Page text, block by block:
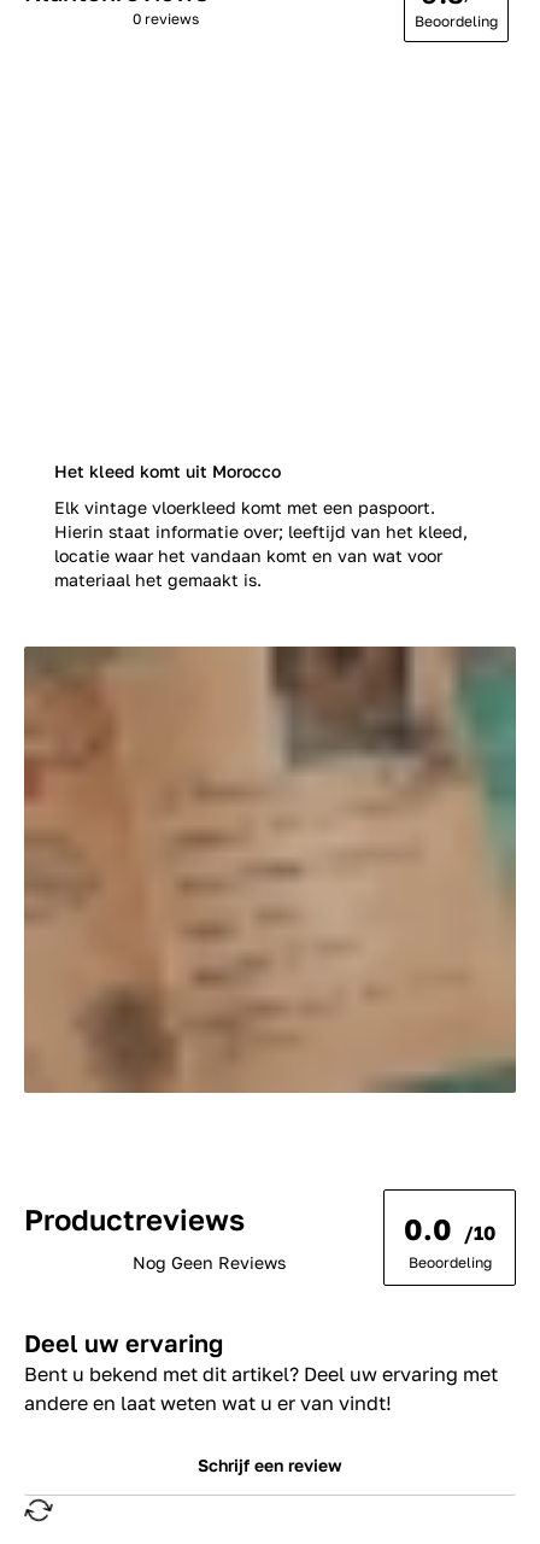
Het kleed komt uit Morocco
Elk vintage vloerkleed komt met een paspoort.
Hierin staat informatie over; leeftijd van het kleed,
locatie waar het vandaan komt en van wat voor
materiaal het gemaakt is.
0 reviews Beoordeling
Productreviews
Nog Geen Reviews
0.0 /10
Beoordeling
Deel uw ervaring
Bent u bekend met dit artikel? Deel uw ervaring met
andere en laat weten wat u er van vindt!
Schrijf een review